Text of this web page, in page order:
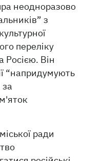
неодноразово
з
переліку
Росією. Він
“напридумують
ради